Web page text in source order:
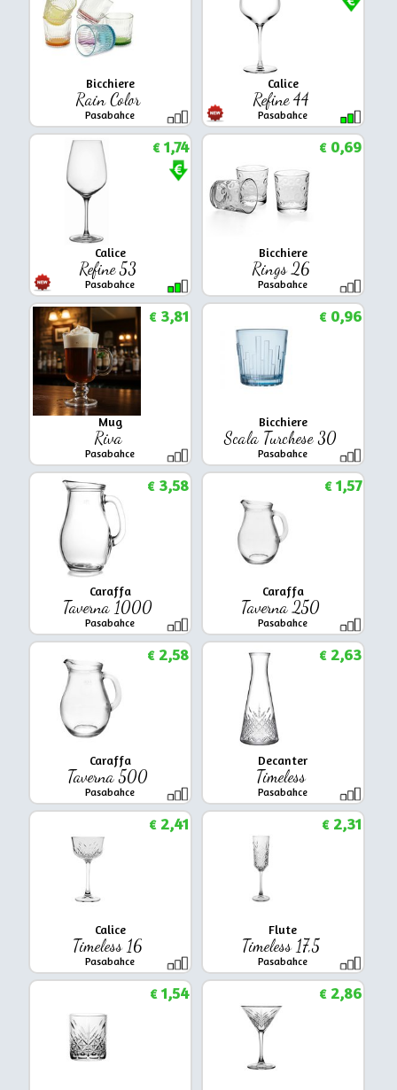
Bicchiere
Rain Color
Pasabahce
Calice
Refine 44
Pasabahce
Calice
Refine 53
Pasabahce
€1,74
Bicchiere
Rings 26
Pasabahce
€0,69
Mug
Riva
Pasabahce
€3,81
Bicchiere
Scala Turchese 30
Pasabahce
€0,96
Caraffa
Taverna 1000
Pasabahce
€3,58
Caraffa
Taverna 250
Pasabahce
€1,57
Caraffa
Taverna 500
Pasabahce
€2,58
Decanter
Timeless
Pasabahce
€2,63
Calice
Timeless 16
Pasabahce
€2,41
Flute
Timeless 17,5
Pasabahce
€2,31
€1,54 €2,86